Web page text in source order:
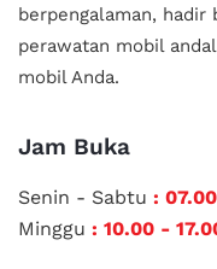
berpengalaman, hadir
perawatan mobil
mobil Anda.
Jam Buka
Senin - Sabtu :
Minggu : 10.00 -